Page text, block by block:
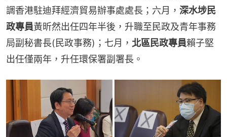
調香港駐迪拜經濟貿易辦事處處長；六月， 深水埗民
政專員黃昕然出任四年半後，升職至民政及青年事務
局副秘書長(民政事務)；七月， 北區民政專員賴子堅
出任僅兩年，升任環保署副署長。